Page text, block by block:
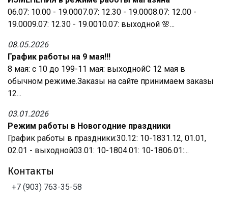
06.07: 10.00 - 19.0007.07: 12.30 - 19.0008.07: 12.00 -
19.0009.07: 12.30 - 19.0010.07: выходной 🌸...
08.05.2026
График работы на 9 мая!!!
8 мая: с 10 до 199-11 мая: выходнойС 12 мая в
обычном режиме.Заказы на сайте принимаем заказы
12...
03.01.2026
Режим работы в Новогодние праздники
График работы в праздники:30.12: 10-1831.12, 01.01,
02.01 - выходной03.01: 10-1804.01: 10-1806.01:...
Контакты
+7 (903) 763-35-58